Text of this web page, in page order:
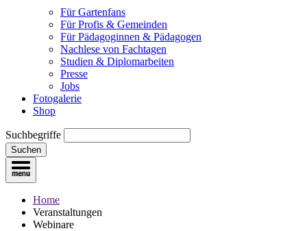
Für Gartenfans
Für Profis & Gemeinden
Für Pädagoginnen & Pädagogen
Nachlese von Fachtagen
Studien & Diplomarbeiten
Presse
Jobs
Fotogalerie
Shop
Suchbegriffe
Suchen
Home
Veranstaltungen
Webinare